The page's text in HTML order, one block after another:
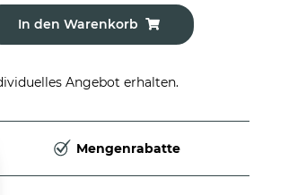
In den Warenkorb
Angebot erhalten.
Mengenrabatte